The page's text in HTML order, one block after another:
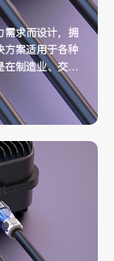
需求而设计，拥
方案适用于各种
在制造业、交通
供理想的连接选
用。